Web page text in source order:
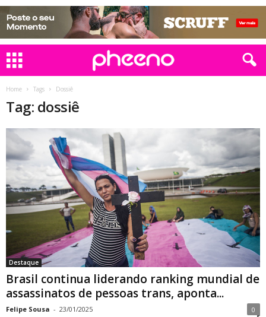
Home Tags Dossiê
Tag: dossiê
Destaque
Brasil continua liderando ranking mundial de
assassinatos de pessoas trans, aponta...
Felipe Sousa - 23/01/2025 0